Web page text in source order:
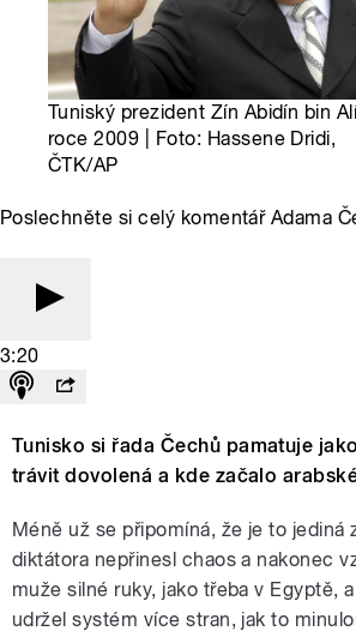
Tuniský prezident Zín Abidín bin
roce 2009 | Foto: Hassene Dridi,
ČTK/AP
Poslechněte si celý komentář Adama
3:20
Tunisko si řada Čechů pamatuje
trávit dovolená a kde začalo
Méně už se připomíná, že je to jediná
diktátora nepřinesl chaos a nakonec
muže silné ruky, jako třeba v Egyptě,
udržel systém více stran, jak to